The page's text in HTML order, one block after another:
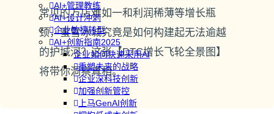
AI+管理教练
AI+设计冲刺
企业敏捷转型
AI+创新指南2025
企业如何快速采用AI
重塑未来的战略
企业深科技创新
加强创新管控
上马GenAI创新
常见的万店难如一和利润稀薄等增长瓶
颈，蜜雪冰城究竟是如何构建起无法逾越
的护城河？这张【DTC增长飞轮全景图】
将带你洞察真相。